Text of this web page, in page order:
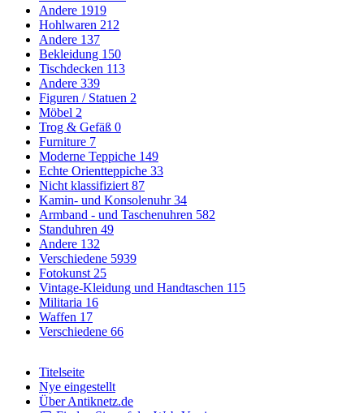
Andere 1919
Hohlwaren 212
Andere 137
Bekleidung 150
Tischdecken 113
Andere 339
Figuren / Statuen 2
Möbel 2
Trog & Gefäß 0
Furniture 7
Moderne Teppiche 149
Echte Orientteppiche 33
Nicht klassifiziert87
Kamin- und Konsolenuhr34
Armband - und Taschenuhren 582
Standuhren 49
Andere 132
Verschiedene 5939
Fotokunst25
Vintage-Kleidung und Handtaschen 115
Militaria 16
Waffen 17
Verschiedene 66
Titelseite
Nye eingestellt
Über Antiknetz.de